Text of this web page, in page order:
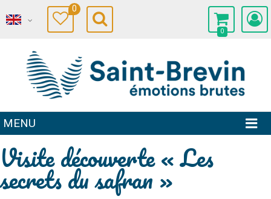
0
0
MENU
Visite découverte « Les
secrets du safran »